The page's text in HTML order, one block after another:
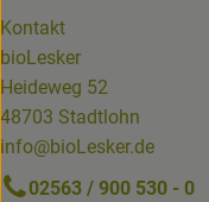
Kontakt
bioLesker
Heideweg 52
48703 Stadtlohn
info@bioLesker.de
02563 / 900 530 - 0